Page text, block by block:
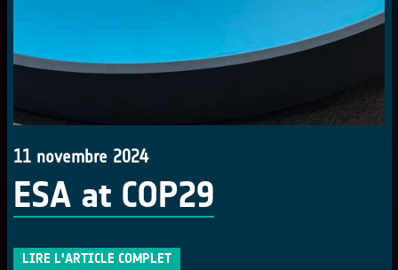
11 novembre 2024
ESA at COP29
LIRE L'ARTICLE COMPLET